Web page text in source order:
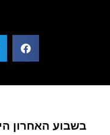
בשבוע האחרון